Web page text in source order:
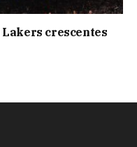
Lakers crescentes